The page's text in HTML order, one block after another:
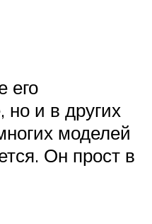
его
но и в других
моделей
Он прост в